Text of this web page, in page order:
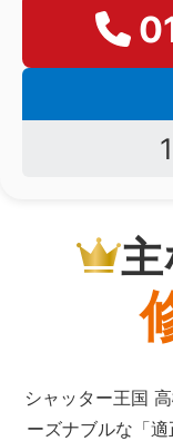
シャッター王国
ーズナブルな「